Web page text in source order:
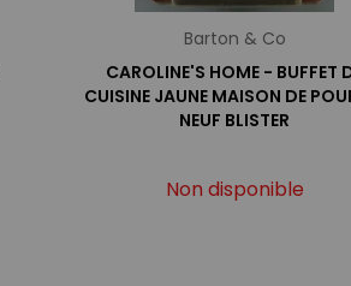
Barton & Co
CAROLINE'S HOME - BUFFET
CUISINE JAUNE MAISON DE
NEUF BLISTER
Non disponible